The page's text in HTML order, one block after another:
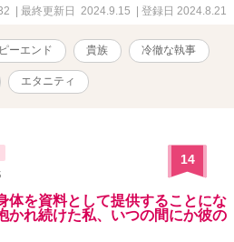
悲しむが、フーに強く諌められてう
う」 そういう経緯を仲良しのはとこ
久しぶりに心の落ち着く時間を過ご
友人のロエルもいて、彼女に彼の掘
。しかし迎えに現れたフーが、和や
まならない。 それから五年の月日が
に再会することになった。金髪の端
けた。 「お幸せですか？」 アリスは
れた。しかし、その言葉が彼の優し
彼女の中に残っていく＿＿＿＿＿＿
や強引な公爵家の子息のじれじれな
| 最終更新日 2024.9.15 | 登録日 2024.8.21
ーエンド 貴族 冷徹な執事
エタニティ
14
体を資料として提供することにな
かれ続けた私、いつの間にか彼の